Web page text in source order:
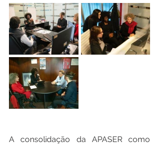
A consolidação da APASER como